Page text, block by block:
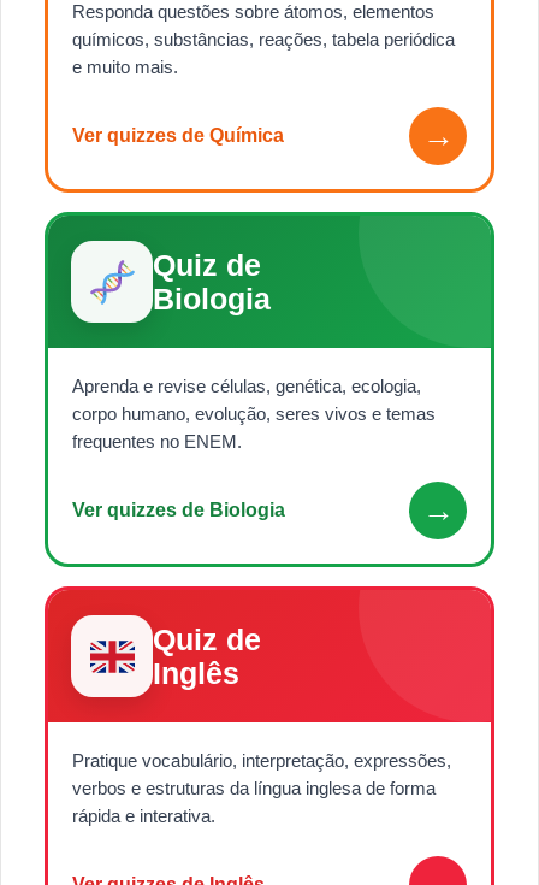
Responda questões sobre átomos, elementos
químicos, substâncias, reações, tabela periódica
e muito mais.
Ver quizzes de Química →
Quiz de
Biologia
Aprenda e revise células, genética, ecologia,
corpo humano, evolução, seres vivos e temas
frequentes no ENEM.
Ver quizzes de Biologia →
Quiz de
Inglês
Pratique vocabulário, interpretação, expressões,
verbos e estruturas da língua inglesa de forma
rápida e interativa.